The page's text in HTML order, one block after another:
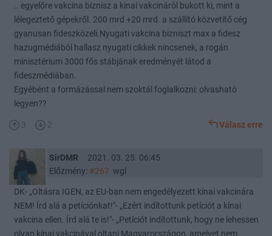
.. egyelőre vakcina biznisz a kinai vakcináról bukott ki, mint a
lélegeztető gépekről. 200 mrd +20 mrd. a szállító közvetítő cég
gyanusan fideszközeli.Nyugati vakcina bizniszt max a fidesz
hazugmédiából hallasz nyugati cikkek nincsenek, a rogán
minisztérium 3000 fős stábjának eredményét látod a
fideszmédiában.
Egyébént a formázással nem szoktál foglalkozni: olvasható
legyen??
3 2 Válasz erre
SirDMR
2021. 03. 25. 06:45
Előzmény: #267 wgl
DK- „Oltásra IGEN, az EU-ban nem engedélyezett kínai vakcinára
NEM! Írd alá a petíciónkat!"- „Ezért indítottunk petíciót a kínai
vakcina ellen. Írd alá te is!"- „Petíciót indítottunk, hogy ne lehessen
olyan kínai vakcinával oltani Magyarországon, amelyet nem